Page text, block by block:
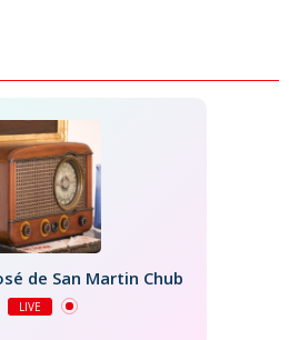
de San Martin Chubut
LIVE